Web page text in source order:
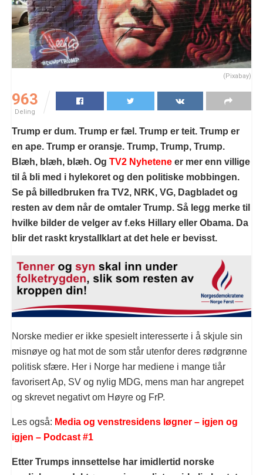
(Pixabay)
963
Deling
Trump er dum. Trump er fæl. Trump er teit. Trump er
en ape. Trump er oransje. Trump, Trump, Trump.
Blæh, blæh, blæh. Og TV2 Nyhetene er mer enn villige
til å bli med i hylekoret og den politiske mobbingen.
Se på billedbruken fra TV2, NRK, VG, Dagbladet og
resten av dem når de omtaler Trump. Så legg merke til
hvilke bilder de velger av f.eks Hillary eller Obama. Da
blir det raskt krystallklart at det hele er bevisst.
Norske medier er ikke spesielt interesserte i å skjule sin
misnøye og hat mot de som står utenfor deres rødgrønne
politisk sfære. Her i Norge har mediene i mange tiår
favorisert Ap, SV og nylig MDG, mens man har angrepet
og skrevet negativt om Høyre og FrP.
Les også: Media og venstresidens løgner – igjen og
igjen – Podcast #1
Etter Trumps innsettelse har imidlertid norske